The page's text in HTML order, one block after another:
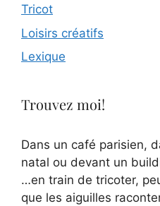
Tricot
Loisirs créatifs
Lexique
Trouvez moi!
Dans un café parisien,
natal ou devant un
…en train de tricoter,
que les aiguilles